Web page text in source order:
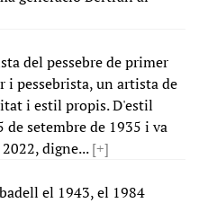
del pessebre de primer
i pessebrista, un artista de
i estil propis. D'estil
setembre de 1935 i va
digne...[+]
el 1943, el 1984